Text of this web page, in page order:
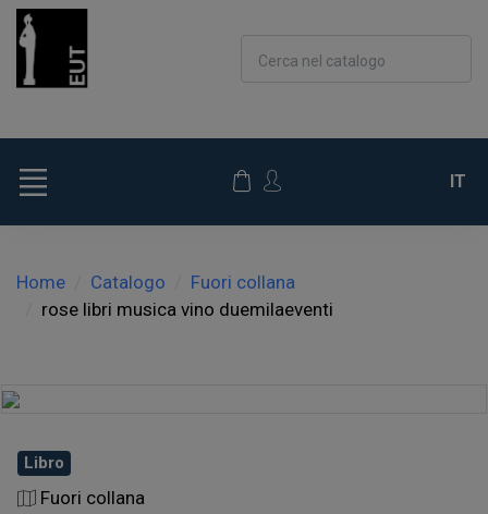
Cerca nel catalogo
IT
Home Catalogo
Fuori collana
rose libri musica vino duemilaeventi
Libro
Fuori collana